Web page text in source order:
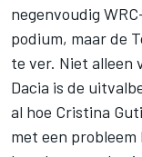
negenvoudig
podium, maar de
te ver. Niet alleen
Dacia is de
al hoe Cristina
met een